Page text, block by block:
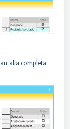
completa